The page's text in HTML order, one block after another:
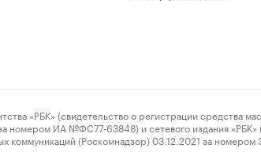
(свидетельство о регистрации средства
ИА №ФС77-63848) и сетевого издания «РБК»
коммуникаций (Роскомнадзор) 03.12.2021 за